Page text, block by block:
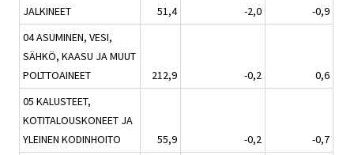
JALKINEET
51,4 -2,0
-0,9
04 ASUMINEN, VESI,
SÄHKÖ, KAASU JA MUUT
POLTTOAINEET
212,9 -0,2
0,6
05 KALUSTEET,
KOTITALOUSKONEET JA
YLEINEN KODINHOITO
55,9 -0,2
-0,7